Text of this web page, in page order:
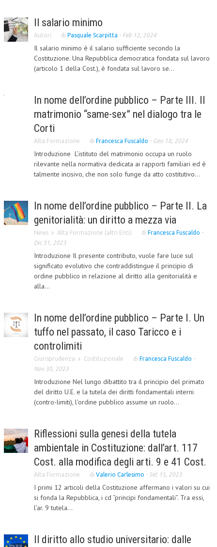
ECONOMIA DELL’ARTE
INTERNAZIONALIZZAZIONE
HUMAN RESOURCES
TREASURY IN FINANCIAL SERVICES
RISK MANAGEMENT
PERSONA E CITTÀ
DIRITTO
DIRITTO PENALE D’IMPRESA
DIRITTO DEL LAVORO
DIRITTO DEL WEB
DIRITTO DELLE IMPRESE IN CRISI
CRIMINOLOGIA E CRIMINALISTICA
FISCO
DIRITTO TRIBUTARIO
FISCALITÀ INTERNAZIONALE
TAX RISK MANAGEMENT
CRIMINOLOGIA TRIBUTARIA
TRANSFER PRICING
PRASSI
TRIBUTARIA
GIURISPRUDENZA
COSTITUZIONALE
Il salario minimo
Autori di Pasquale Scarpitta - Feb 12, 2024
Il salario minimo è il salario sufficiente secondo la
Costituzione. Una Repubblica democratica fondata sul lavoro
(articolo 1 della Cost.), è fondata sul lavoro se...
In nome dell’ordine pubblico – Parte III. Il
matrimonio “same-sex” nel dialogo tra le
Corti
Alta Formazione di Francesca Fuscaldo - Gen 18, 2024
Introduzione L’istituto del matrimonio occupa un ruolo
rilevante nella normativa dedicata ai rapporti familiari ed è
talmente incisivo, che non solo funge da atto costitutivo...
In nome dell’ordine pubblico – Parte II. La
genitorialità: un diritto a mezza via
News Alta Formazione (altri Enti) di Francesca Fuscaldo -
Dic 31, 2023
Introduzione Il presente contributo, vuole fare luce sul
significato evolutivo che contraddistingue il principio di
ordine pubblico in relazione al diritto alla genitorialità e
alla...
In nome dell’ordine pubblico – Parte I. Un
tuffo nel passato, il caso Taricco e i
controlimiti
Giurisprudenza Costituzionale di Francesca Fuscaldo -
Nov 30, 2023
Introduzione Nel lungo dibattito tra il principio del primato
del diritto U.E. e la tutela dei diritti fondamentali interni
(contro-limiti), l'ordine pubblico assume un ruolo...
Riflessioni sulla genesi della tutela
ambientale in Costituzione: dall’art. 117
Cost. alla modifica degli arti. 9 e 41 Cost.
Alta Formazione di Valerio Carlesimo - Set 15, 2023
I primi 12 articoli della Costituzione affermano i valori su cui
si fonda la Repubblica, i cd “principi fondamentali”. Tra essi,
l’ar. 9 tutela...
Il diritto allo studio universitario: dalle